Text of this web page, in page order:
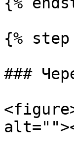
{% step
###